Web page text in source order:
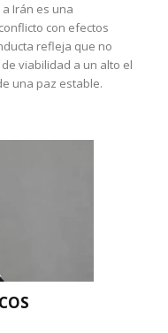
Irán es una
con efectos
refleja que no
viabilidad a un alto el
una paz estable.